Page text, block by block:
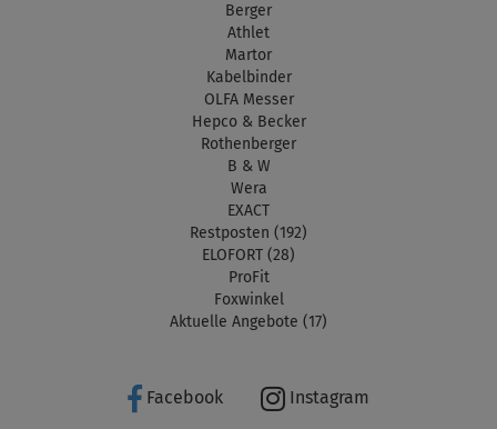
Berger
Athlet
Martor
Kabelbinder
OLFA Messer
Hepco & Becker
Rothenberger
B & W
Wera
EXACT
Restposten (192)
ELOFORT (28)
ProFit
Foxwinkel
Aktuelle Angebote (17)
Facebook Instagram